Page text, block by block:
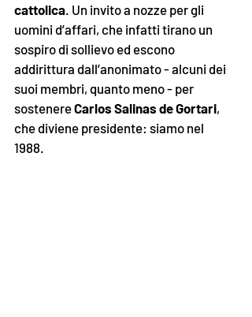
cattolica. Un invito a nozze per gli
uomini d’affari, che infatti tirano un
sospiro di sollievo ed escono
addirittura dall’anonimato - alcuni dei
suoi membri, quanto meno - per
sostenere Carlos Salinas de Gortari,
che diviene presidente: siamo nel
1988.